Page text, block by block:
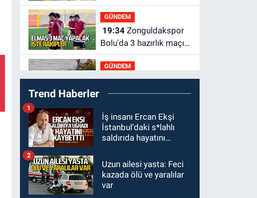
Bakanlığı'ndan kötü
haber
GÜNDEM
19:34Zonguldakspor
Bolu'da 3 hazırlık maçı
oynayacak... İşte
rakipler...
GÜNDEM
19:27Çaycuma
ırmağında görüldü:
yaşadı
GÜNDEM
19:12TMO kabuklu
fındık alım fiyatlarını
GÜNDEM
18:52Zonguldak'ta
pitbul köpek anne ve
Trend Haberler
İş insanı Ercan Ekşi
İstanbul’daki s*lahlı
saldırıda hayatını
1
Uzun ailesi yasta: Feci
kazada ölü ve yaralılar
var
2